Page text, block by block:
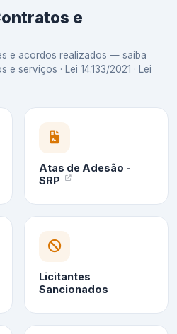
e
e acordos realizados — saiba
serviços · Lei 14.133/2021 · Lei
Atas de Adesão -
SRP
Licitantes
Sancionados